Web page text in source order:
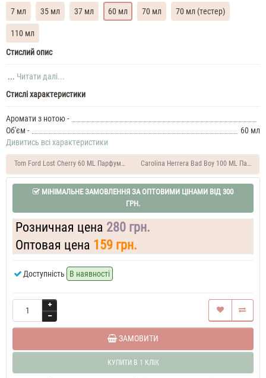
7 мл 35 мл 37 мл 60 мл 70 мл 70 мл (тестер)
110 мл
Gucci
Gorgeous
Духи
масляні
7
MLGucci
Flora
Gardenia
Духи
жіночіGucci
Flora
Gorgeous
Духи
Gucci
Flora
Gardenia
ML
Стислий опис
... Читати далі...
Стислі характеристики
Аромати з нотою -
Об'єм -
60 мл
Дивитись всі характеристики
Tom Ford Lost Cherry 60 ML Парфум унісексCarolina Herrera Bad Boy 100 ML Парфуми
МІНІМАЛЬНЕ ЗАМОВЛЕННЯ ЗА ОПТОВИМИ ЦІНАМИ ВІД 300
ГРН.
Розничная цена 280 грн.
Оптовая цена 159 грн.
Доступність В наявності
ЗАМОВИТИ
КУПИТИ В 1 КЛІК